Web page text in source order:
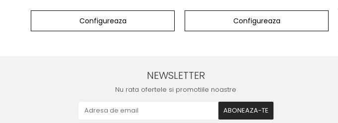
Configureaza Configureaza
NEWSLETTER
Nu rata ofertele si promotiile noastre